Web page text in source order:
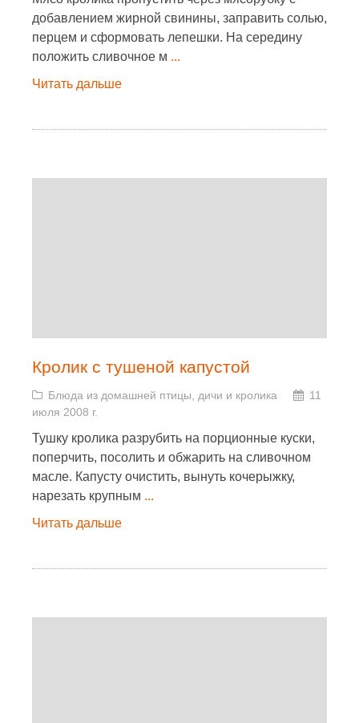
добавлением жирной свинины, заправить солью,
перцем и сформовать лепешки. На середину
положить сливочное м ...
Читать дальше
Кролик с тушеной капустой
Блюда из домашней птицы, дичи и кролика
11
июля 2008 г.
Тушку кролика разрубить на порционные куски,
поперчить, посолить и обжарить на сливочном
масле. Капусту очистить, вынуть кочерыжку,
нарезать крупным ...
Читать дальше